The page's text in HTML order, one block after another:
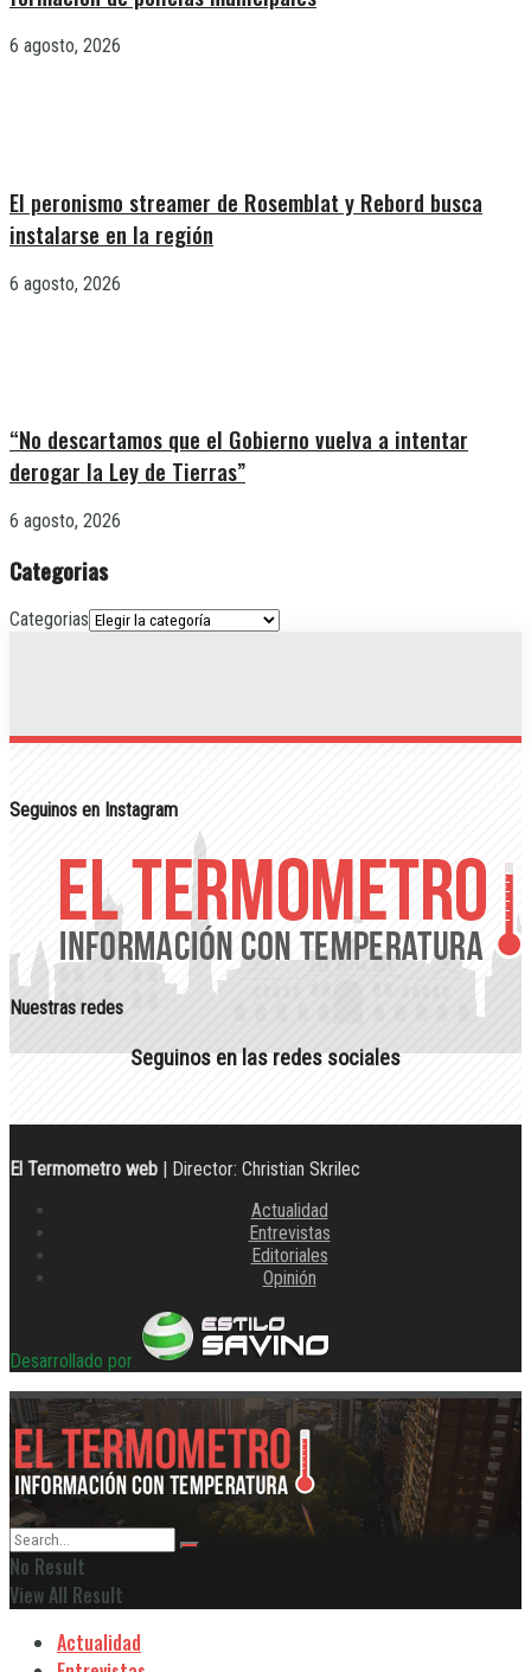
6 agosto, 2026
El peronismo streamer de Rosemblat y Rebord busca
instalarse en la región
6 agosto, 2026
“No descartamos que el Gobierno vuelva a intentar
derogar la Ley de Tierras”
6 agosto, 2026
Categorias
Categorias
Seguinos en Instagram
Nuestras redes
Seguinos en las redes sociales
El Termometro web | Director: Christian Skrilec
Actualidad
Entrevistas
Editoriales
Opinión
Desarrollado por
No Result
View All Result
Actualidad